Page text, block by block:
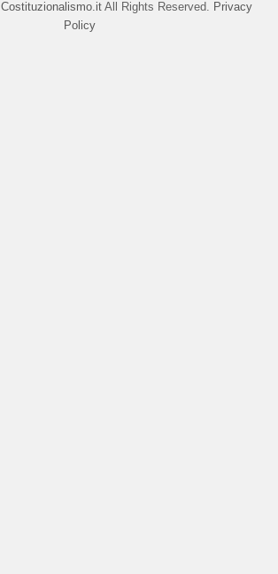
Costituzionalismo.itAll Rights Reserved. Privacy
Policy